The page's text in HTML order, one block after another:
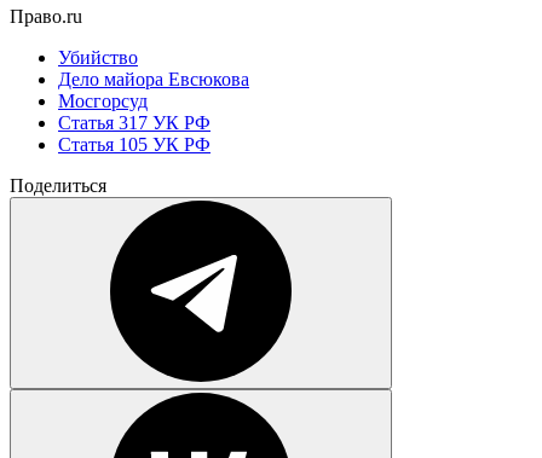
Право.ru
Убийство
Дело майора Евсюкова
Мосгорсуд
Статья 317 УК РФ
Статья 105 УК РФ
Поделиться